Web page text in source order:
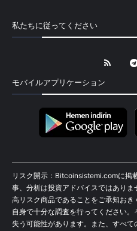
私たちに従ってください
モバイルアプリケーション
リスク開示：Bitcoinsistemi.comに掲
事、分析は投資アドバイスではあり
高リスク商品であることをご承知お
自身で十分な調査を行ってください
失う可能性があります。また、すべて